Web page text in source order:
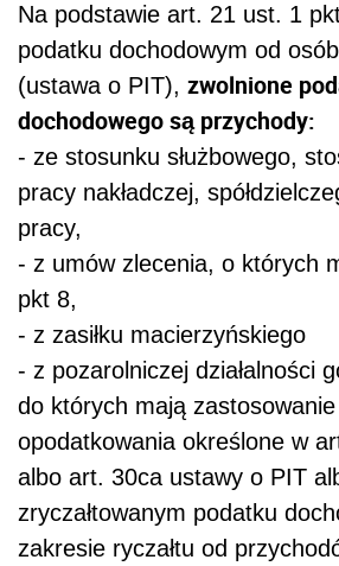
Na podstawie art. 21 ust. 1
podatku dochodowym od
(ustawa o PIT), zwolnione
dochodowego są przychody:
- ze stosunku służbowego,
pracy nakładczej,
pracy,
- z umów zlecenia, o których
pkt 8,
- z zasiłku macierzyńskiego
- z pozarolniczej działalności
do których mają
opodatkowania określone w
albo art. 30ca ustawy o PIT
zryczałtowanym podatku
zakresie ryczałtu od